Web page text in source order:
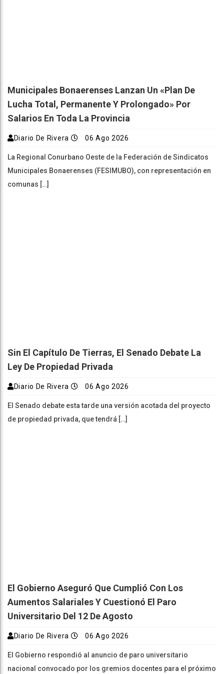
Municipales Bonaerenses Lanzan Un «plan De
Lucha Total, Permanente Y Prolongado» Por
Salarios En Toda La Provincia
Diario De Rivera 06 Ago 2026
La Regional Conurbano Oeste de la Federación de Sindicatos
Municipales Bonaerenses (FESIMUBO), con representación en
comunas […]
Sin El Capítulo De Tierras, El Senado Debate La
Ley De Propiedad Privada
Diario De Rivera 06 Ago 2026
El Senado debate esta tarde una versión acotada del proyecto
de propiedad privada, que tendrá […]
El Gobierno Aseguró Que Cumplió Con Los
Aumentos Salariales Y Cuestionó El Paro
Universitario Del 12 De Agosto
Diario De Rivera 06 Ago 2026
El Gobierno respondió al anuncio de paro universitario
nacional convocado por los gremios docentes para el próximo